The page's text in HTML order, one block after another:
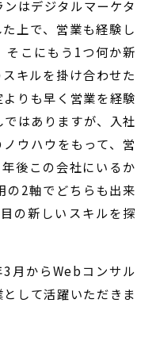
はデジタルマーケタ
上で、営業も経験し
そこにもう1つ何か新
キルを掛け合わせた
りも早く営業を経験
はありますが、入社
ウハウをもって、営
後この会社にいるか
の2軸でどちらも出来
の新しいスキルを探
月からWebコンサル
して活躍いただきま